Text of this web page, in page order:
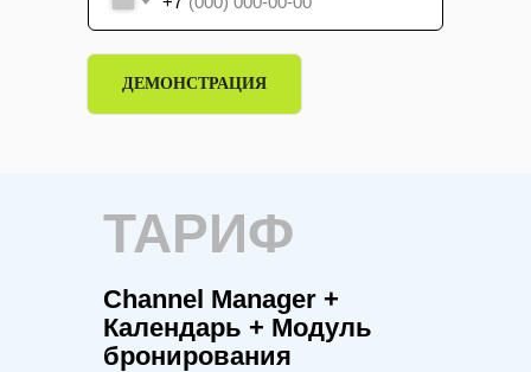
ДЕМОНСТРАЦИЯ
Channel Manager +
Календарь + Модуль
бронирования
ТАРИФ